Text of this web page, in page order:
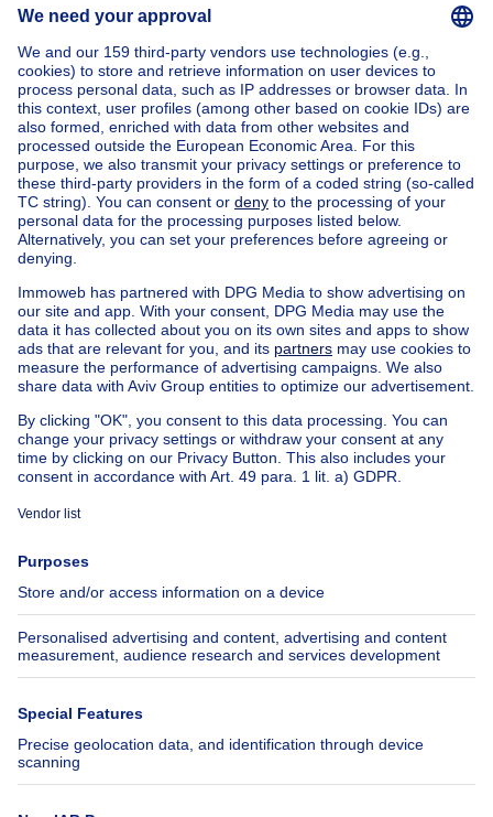
Home Belgium
Flemish Brabant (province)
Halle-Vilvoorde (district)
Buy your house in Malderen
House out of BelgiumHouse for sale France
House for sale Spain
House for sale Italy
House for sale Luxembourg
House for sale Netherlands
Our cheap propertiesCheap houses for sale
Cheap apartments for rent
About
Immoweb
Jobs
Axel Springer Group
SeLoger.com
Immowelt.de
Tools
Insurances
Help
FAQ
Follow Us